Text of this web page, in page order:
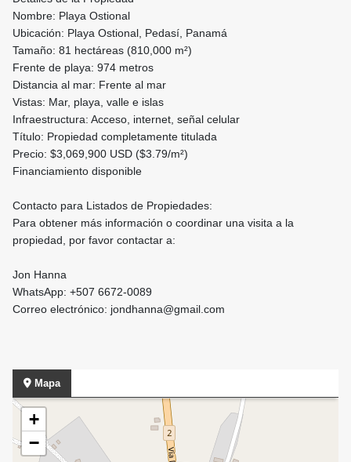
Nombre: Playa Ostional
Ubicación: Playa Ostional, Pedasí, Panamá
Tamaño: 81 hectáreas (810,000 m²)
Frente de playa: 974 metros
Distancia al mar: Frente al mar
Vistas: Mar, playa, valle e islas
Infraestructura: Acceso, internet, señal celular
Título: Propiedad completamente titulada
Precio: $3,069,900 USD ($3.79/m²)
Financiamiento disponible
Contacto para Listados de Propiedades:
Para obtener más información o coordinar una visita a la
propiedad, por favor contactar a:
Jon Hanna
WhatsApp: +507 6672-0089
Correo electrónico: jondhanna@gmail.com
Mapa
+
−